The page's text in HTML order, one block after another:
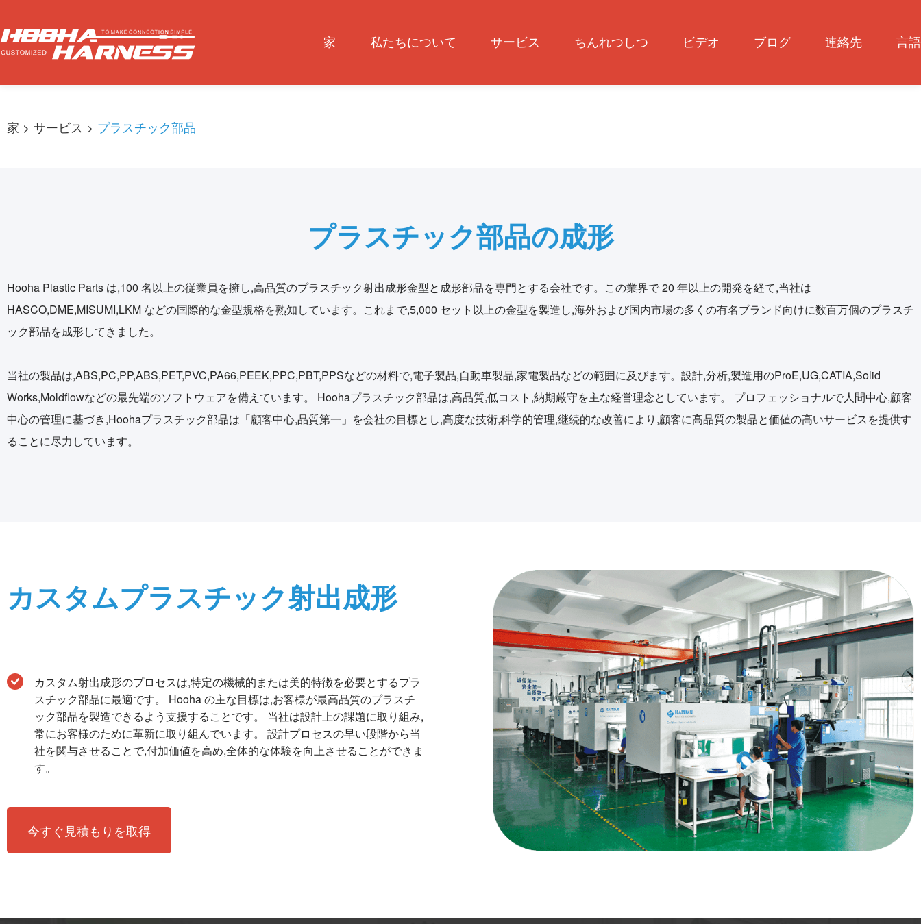
家 私たちについて サービス ちんれつしつ ビデオ ブログ 連絡先 言語
家 > サービス > プラスチック部品
プラスチック部品の成形
Hooha Plastic Parts は,100 名以上の従業員を擁し,高品質のプラスチック射出成形金型と成形部品を専門とする会社です。この業界で 20 年以上の開発を経て,当社は
HASCO,DME,MISUMI,LKM などの国際的な金型規格を熟知しています。これまで,5,000 セット以上の金型を製造し,海外および国内市場の多くの有名ブランド向けに数百万個のプラスチ
ック部品を成形してきました。
当社の製品は,ABS,PC,PP,ABS,PET,PVC,PA66,PEEK,PPC,PBT,PPSなどの材料で,電子製品,自動車製品,家電製品などの範囲に及びます。設計,分析,製造用のProE,UG,CATIA,Solid
Works,Moldflowなどの最先端のソフトウェアを備えています。 Hoohaプラスチック部品は,高品質,低コスト,納期厳守を主な経営理念としています。 プロフェッショナルで人間中心,顧客
中心の管理に基づき,Hoohaプラスチック部品は「顧客中心,品質第一」を会社の目標とし,高度な技術,科学的管理,継続的な改善により,顧客に高品質の製品と価値の高いサービスを提供す
ることに尽力しています。
カスタムプラスチック射出成形
カスタム射出成形のプロセスは,特定の機械的または美的特徴を必要とするプラ
スチック部品に最適です。 Hooha の主な目標は,お客様が最高品質のプラスチ
ック部品を製造できるよう支援することです。 当社は設計上の課題に取り組み,
常にお客様のために革新に取り組んでいます。 設計プロセスの早い段階から当
社を関与させることで,付加価値を高め,全体的な体験を向上させることができま
す。
今すぐ見積もりを取得